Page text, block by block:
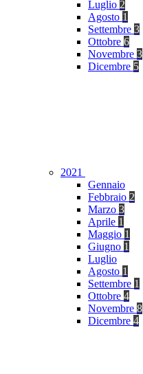
Luglio 2
Agosto 1
Settembre 3
Ottobre 6
Novembre 3
Dicembre 5
2021
Gennaio
Febbraio 2
Marzo 3
Aprile 1
Maggio 1
Giugno 1
Luglio
Agosto 1
Settembre 1
Ottobre 4
Novembre 8
Dicembre 4